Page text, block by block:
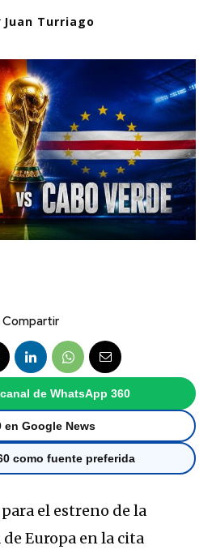
Juan Turriago
Compartir
de WhatsApp 360
en Google News
como fuente preferida
el estreno de la
Europa en la cita